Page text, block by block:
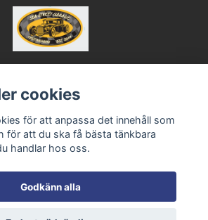
Kontakt
Köpvillkor
cookies
för att anpassa det innehåll som
för att du ska få bästa tänkbara
handlar hos oss.
Godkänn alla